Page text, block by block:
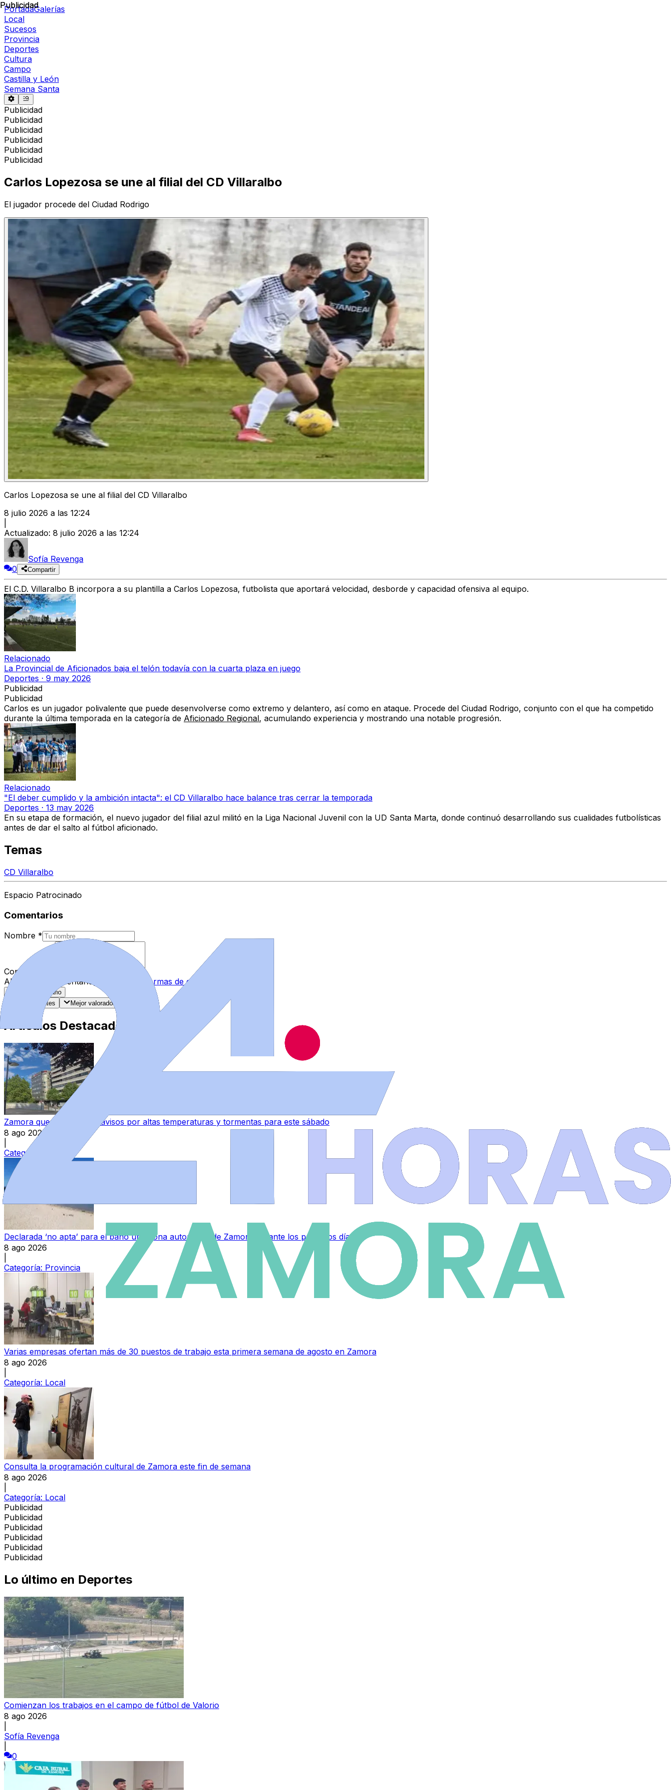
PortadaGalerías
Local
Sucesos
Provincia
Deportes
Cultura
Campo
Castilla y León
Semana Santa
Publicidad
Publicidad
Publicidad
Publicidad
Publicidad
Publicidad
Publicidad
Carlos Lopezosa se une al filial del CD Villaralbo
El jugador procede del Ciudad Rodrigo
Carlos Lopezosa se une al filial del CD Villaralbo
8 julio 2026 a las 12:24
Actualizado: 8 julio 2026 a las 12:24
Sofía Revenga
0
Compartir
El C.D. Villaralbo B incorpora a su plantilla a Carlos Lopezosa, futbolista que aportará velocidad, desborde y capacidad ofensiva al equipo.
Relacionado
La Provincial de Aficionados baja el telón todavía con la cuarta plaza en juego
Deportes · 9 may 2026
Publicidad
Publicidad
Carlos es un jugador polivalente que puede desenvolverse como extremo y delantero, así como en ataque. Procede del Ciudad Rodrigo, conjunto con el que ha competido
durante la última temporada en la categoría de Aficionado Regional, acumulando experiencia y mostrando una notable progresión.
Relacionado
"El deber cumplido y la ambición intacta": el CD Villaralbo hace balance tras cerrar la temporada
Deportes · 13 may 2026
En su etapa de formación, el nuevo jugador del filial azul militó en la Liga Nacional Juvenil con la UD Santa Marta, donde continuó desarrollando sus cualidades futbolísticas
antes de dar el salto al fútbol aficionado.
Temas
CD Villaralbo
Espacio Patrocinado
Comentarios
Nombre *
Comentario
Al enviar tu comentario, aceptas las
normas de comentarios
Enviar Comentario
Más recientes
Mejor valorados
Artículos Destacados
Zamora queda exenta de avisos por altas temperaturas y tormentas para este sábado
8 ago 2026
Categoría:
Declarada ‘no apta’ para el baño una zona autorizada de Zamora durante los próximos días
8 ago 2026
Categoría: Provincia
Varias empresas ofertan más de 30 puestos de trabajo esta primera semana de agosto en Zamora
8 ago 2026
Categoría: Local
Consulta la programación cultural de Zamora este fin de semana
8 ago 2026
Categoría: Local
Publicidad
Publicidad
Publicidad
Publicidad
Publicidad
Publicidad
Lo último en Deportes
Comienzan los trabajos en el campo de fútbol de Valorio
8 ago 2026
Sofía Revenga
0
Publicidad